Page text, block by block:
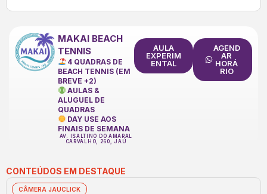
MAKAI BEACH
TENNIS
4 QUADRAS DE
BEACH TENNIS (EM
BREVE +2)
AULAS &
ALUGUEL DE
QUADRAS
DAY USE AOS
FINAIS DE SEMANA
AV. ISALTINO DO AMARAL
CARVALHO, 260, JAÚ
AULA
EXPERIM
ENTAL
AGEND
AR
HORÁ
RIO
CONTEÚDOS EM DESTAQUE
CÂMERA JAUCLICK